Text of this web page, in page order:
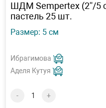
ШДМ Sempertex (2''/5
пастель 25 шт.
Размер: 5 см
Ибрагимова
Аделя Кутуя
- +